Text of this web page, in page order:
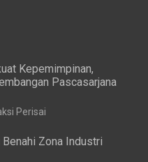
Kepemimpinan,
Pascasarjana
Perisai
Zona Industri